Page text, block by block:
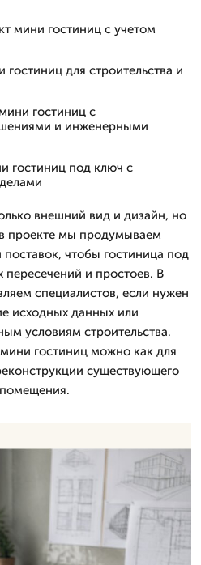
мини гостиниц с учетом
для строительства и
гостиниц с
и инженерными
гостиниц под ключ с
внешний вид и дизайн, но
проекте мы продумываем
поставок, чтобы гостиница под
пересечений и простоев. В
специалистов, если нужен
исходных данных или
условиям строительства.
гостиниц можно как для
существующего